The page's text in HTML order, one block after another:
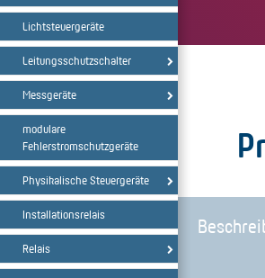
Lichtsteuergeräte
Leitungsschutzschalter
Messgeräte
modulare
Fehlerstromschutzgeräte
Physikalische Steuergeräte
Installationsrelais
Relais